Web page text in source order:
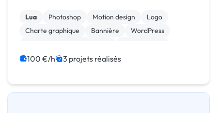
Lua Photoshop Motion design
Logo
Charte graphique
Bannière
WordPress
Integration HTML
100 €/h 3 projets réalisés